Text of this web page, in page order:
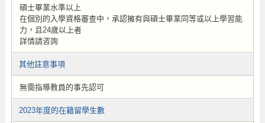
碩士畢業水準以上
在個別的入學資格審查中，承認擁有與碩士畢業同等或以上學習能
力，且24歲以上者
詳情請咨詢
其他註意事項
無需指導教員的事先認可
2023年度的在籍留學生數